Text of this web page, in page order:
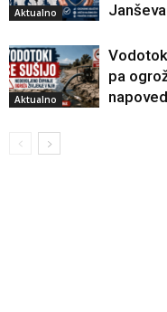
Aktualno
Aktualno
pa